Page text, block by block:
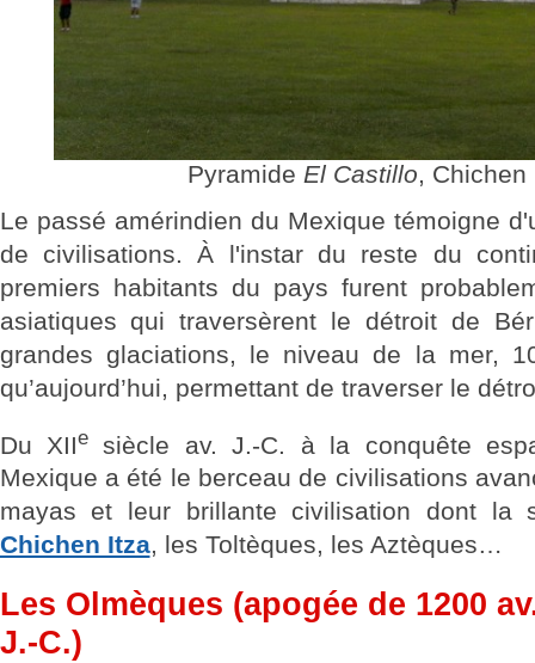
Pyramide El Castillo ,
Le passé amérindien du Mexique témoigne
de civilisations. À l'instar du reste du
premiers habitants du pays furent
asiatiques qui traversèrent le détroit de
grandes glaciations, le niveau de la mer,
qu’aujourd’hui, permettant de traverser le
Du XIIesiècle av. J.-C. à la conquête
Mexique a été le berceau de civilisations
mayas et leur brillante civilisation dont la
Chichen Itza, les Toltèques, les Aztèques…
Les Olmèques (apogée de 1200
J.-C.)